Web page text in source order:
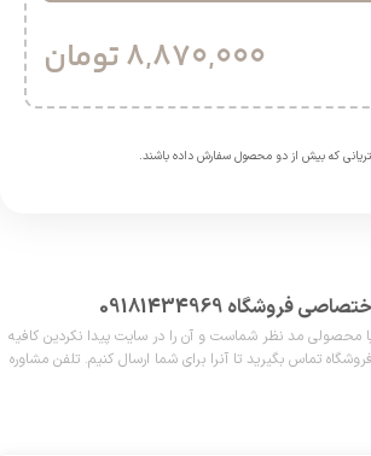
8,870,000تومان
که بیش از دو محصول سفارش داده باشند.​
فروشگاه 09181434969
محصولی مد نظر شماست و آن را در سایت پیدا نکردین کافیه
تماس بگیرید تا آنرا برای شما ارسال کنیم. تلفن مشاوره